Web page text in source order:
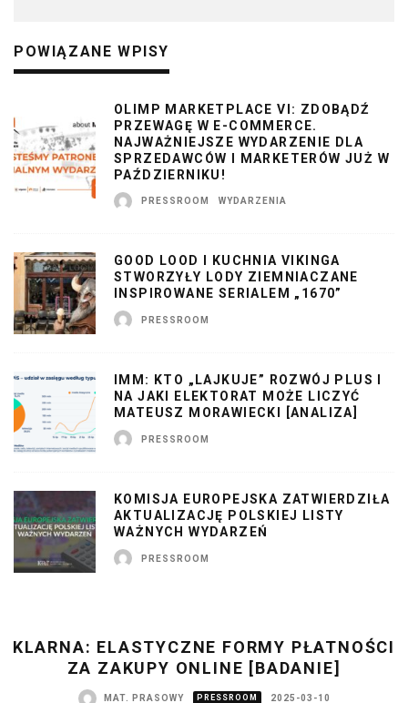
POWIĄZANE WPISY
OLIMP MARKETPLACE VI: ZDOBĄDŹ
PRZEWAGĘ W E-COMMERCE.
NAJWAŻNIEJSZE WYDARZENIE DLA
SPRZEDAWCÓW I MARKETERÓW JUŻ W
PAŹDZIERNIKU!
PRESSROOM WYDARZENIA
GOOD LOOD I KUCHNIA VIKINGA
STWORZYŁY LODY ZIEMNIACZANE
INSPIROWANE SERIALEM „1670”
PRESSROOM
IMM: KTO „LAJKUJE” ROZWÓJ PLUS I
NA JAKI ELEKTORAT MOŻE LICZYĆ
MATEUSZ MORAWIECKI [ANALIZA]
PRESSROOM
KOMISJA EUROPEJSKA ZATWIERDZIŁA
AKTUALIZACJĘ POLSKIEJ LISTY
WAŻNYCH WYDARZEŃ
PRESSROOM
KLARNA: ELASTYCZNE FORMY PŁATNOŚCI
ZA ZAKUPY ONLINE [BADANIE]
MAT. PRASOWY PRESSROOM 2025-03-10